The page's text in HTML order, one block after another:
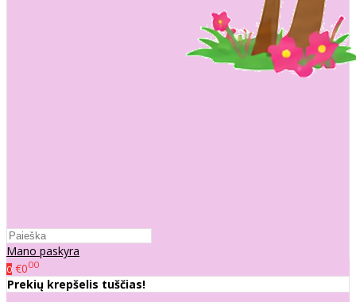
Mano paskyra
0 €000
Prekių krepšelis tuščias!